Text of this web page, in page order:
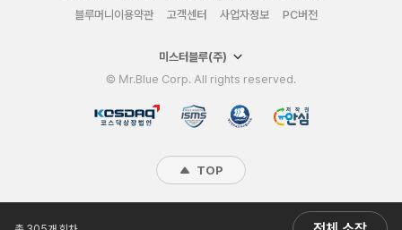
블루머니이용약관
고객센터 사업자정보 PC버전
미스터블루(주)
© Mr.Blue Corp. All rights reserved.
TOP